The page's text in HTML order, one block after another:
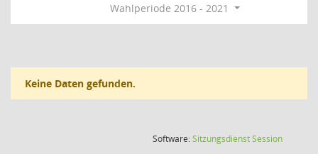
Wahlperiode 2016 - 2021
Keine Daten gefunden.
Software:SitzungsdienstSession(Wird in